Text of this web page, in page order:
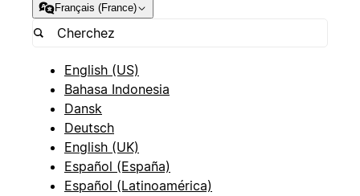
Français (France)
English (US)
Bahasa Indonesia
Dansk
Deutsch
English (UK)
Español (España)
Español (Latinoamérica)